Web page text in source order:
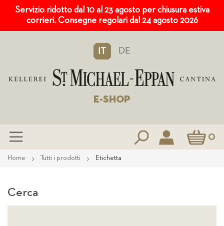
Servizio ridotto dal 10 al 23 agosto per chiusura estiva
corrieri. Consegne regolari dal 24 agosto 2026
IT DE
E-SHOP
Carrello0
Salta
Home Tutti i prodotti Etichetta
Cerca